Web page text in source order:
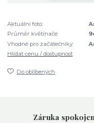
Aktuálni foto:
Průměr květinače:
Vhodné pro začátečníky:
Hlídat cenu / dostupnost
Do oblíbených
Záruka